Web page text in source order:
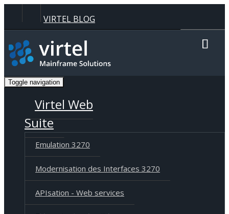
Panneau de gestion des cookies
VIRTEL BLOG
Recherche
Toggle navigation
Virtel Web
Suite
Emulation 3270
Modernisation des Interfaces 3270
APIsation - Web services